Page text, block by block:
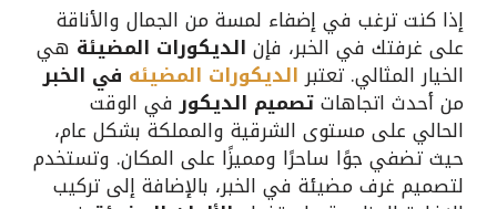
إذا كنت ترغب في إضفاء لمسة من الجمال والأناقة
على غرفتك في الخبر، فإن الديكورات المضيئة هي
الخيار المثالي. تعتبر الديكورات المضيئه في الخبر
من أحدث اتجاهاتتصميم الديكورفي الوقت
الحالي على مستوى الشرقية والمملكة بشكل عام،
حيث تضفي جوًا ساحرًا ومميزًا على المكان. وتستخدم
لتصميم غرف مضيئة في الخبر، بالإضافة إلى تركيب